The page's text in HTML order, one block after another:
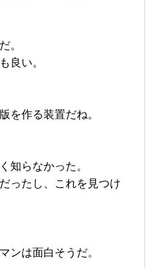
。
良い。
を作る装置だね。
知らなかった。
ったし、これを見つけ
ンは面白そうだ。